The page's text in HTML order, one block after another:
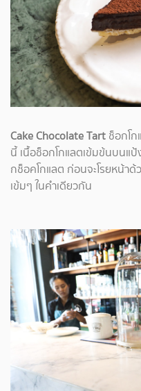
Cake Chocolate Tart ช็อกโ
นี้ เนื้อช็อกโกแลตเข้มข้นบนแ
กช็อคโกแลต ก่อนจะโรยหน้าด้
เข้มๆ ในคำเดียวกัน